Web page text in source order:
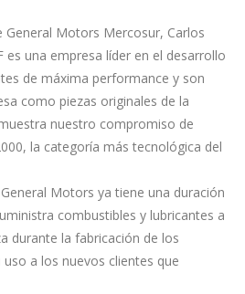
General Motors Mercosur, Carlos
es una empresa líder en el desarrollo
de máxima performance y son
como piezas originales de la
nuestro compromiso de
la categoría más tecnológica del
Motors ya tiene una duración
combustibles y lubricantes a
durante la fabricación de los
a los nuevos clientes que